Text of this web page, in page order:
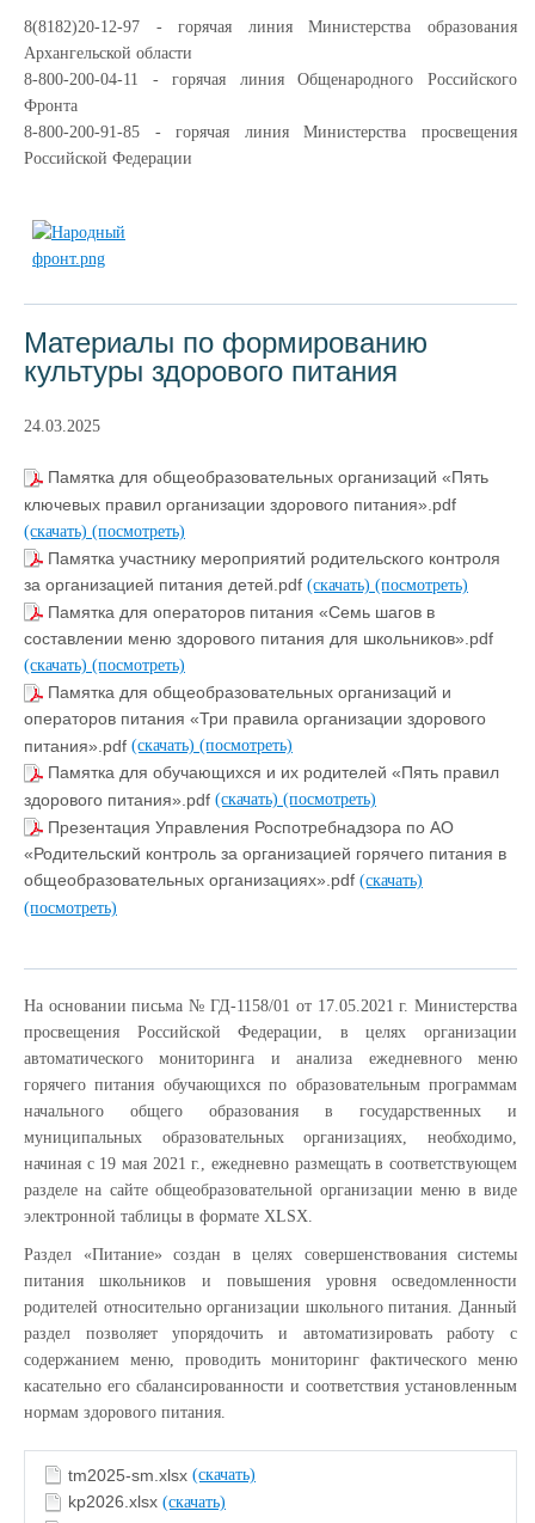
8(8182)20-12-97 - горячая линия Министерства образования
Архангельской области
8-800-200-04-11 - горячая линия Общенародного Российского
Фронта
8-800-200-91-85 - горячая линия Министерства просвещения
Российской Федерации
Материалы по формированию
культуры здорового питания
24.03.2025
Памятка для общеобразовательных организаций «Пять
ключевых правил организации здорового питания».pdf
(скачать) (посмотреть)
Памятка участнику мероприятий родительского контроля
за организацией питания детей.pdf (скачать) (посмотреть)
Памятка для операторов питания «Семь шагов в
составлении меню здорового питания для школьников».pdf
(скачать) (посмотреть)
Памятка для общеобразовательных организаций и
операторов питания «Три правила организации здорового
питания».pdf (скачать) (посмотреть)
Памятка для обучающихся и их родителей «Пять правил
здорового питания».pdf (скачать) (посмотреть)
Презентация Управления Роспотребнадзора по АО
«Родительский контроль за организацией горячего питания в
общеобразовательных организациях».pdf (скачать)
(посмотреть)
На основании письма № ГД-1158/01 от 17.05.2021 г. Министерства
просвещения Российской Федерации, в целях организации
автоматического мониторинга и анализа ежедневного меню
горячего питания обучающихся по образовательным программам
начального общего образования в государственных и
муниципальных образовательных организациях, необходимо,
начиная с 19 мая 2021 г., ежедневно размещать в соответствующем
разделе на сайте общеобразовательной организации меню в виде
электронной таблицы в формате XLSX.
Раздел «Питание» создан в целях совершенствования системы
питания школьников и повышения уровня осведомленности
родителей относительно организации школьного питания. Данный
раздел позволяет упорядочить и автоматизировать работу с
содержанием меню, проводить мониторинг фактического меню
касательно его сбалансированности и соответствия установленным
нормам здорового питания.
tm2025-sm.xlsx (скачать)
kp2026.xlsx (скачать)